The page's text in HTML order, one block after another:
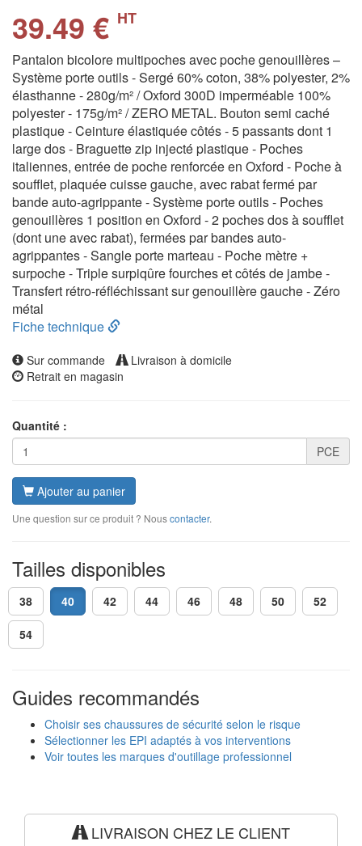
39.49 € HT
Pantalon bicolore multipoches avec poche genouillères –
Système porte outils - Sergé 60% coton, 38% polyester, 2%
élasthanne - 280g/m² / Oxford 300D imperméable 100%
polyester - 175g/m² / ZERO METAL. Bouton semi caché
plastique - Ceinture élastiquée côtés - 5 passants dont 1
large dos - Braguette zip injecté plastique - Poches
italiennes, entrée de poche renforcée en Oxford - Poche à
soufflet, plaquée cuisse gauche, avec rabat fermé par
bande auto-agrippante - Système porte outils - Poches
genouillères 1 position en Oxford - 2 poches dos à soufflet
(dont une avec rabat), fermées par bandes auto-
agrippantes - Sangle porte marteau - Poche mètre +
surpoche - Triple surpiqûre fourches et côtés de jambe -
Transfert rétro-réfléchissant sur genouillère gauche - Zéro
métal
Fiche technique
Sur commande
Livraison à domicile
Retrait en magasin
Quantité :
PCE
Ajouter au panier
Une question sur ce produit ? Nouscontacter.
Tailles disponibles
38 40 42 44 46 48 50 52
54
Guides recommandés
Choisir ses chaussures de sécurité selon le risque
Sélectionner les EPI adaptés à vos interventions
Voir toutes les marques d'outillage professionnel
LIVRAISON CHEZ LE CLIENT